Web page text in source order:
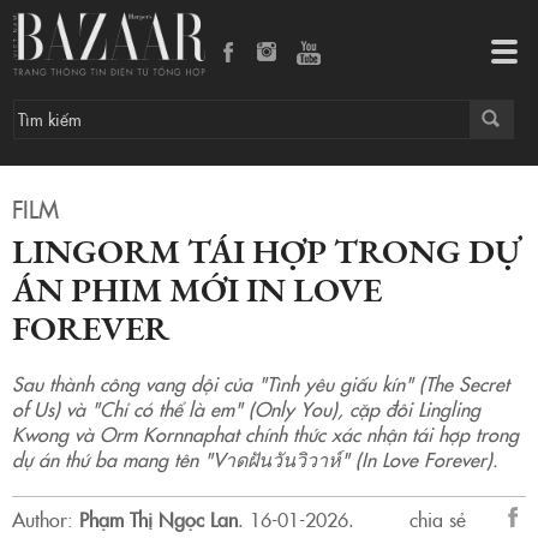
FILM
LINGORM TÁI HỢP TRONG DỰ
ÁN PHIM MỚI IN LOVE
FOREVER
Sau thành công vang dội của "Tình yêu giấu kín" (The Secret
of Us) và "Chỉ có thể là em" (Only You), cặp đôi Lingling
Kwong và Orm Kornnaphat chính thức xác nhận tái hợp trong
dự án thứ ba mang tên "Vาดฝันวันวิวาห์" (In Love Forever).
Author: Phạm Thị Ngọc Lan. 16-01-2026.
chia sẻ
LingOrm tái hợp trong dự án phim mới In Love Forever